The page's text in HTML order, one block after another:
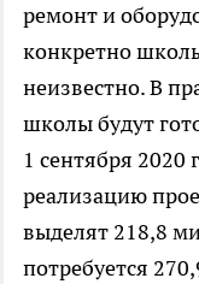
ремонт и
конкретно
неизвестно. В
школы будут
1 сентября 2020
реализацию
выделят 218,8
потребуется